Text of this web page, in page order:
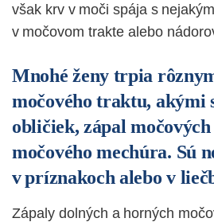
však krv v moči spája s
v močovom trakte alebo
Mnohé ženy trpia
močového traktu, akými
obličiek, zápal močových
močového mechúra. Sú
v príznakoch alebo v
Zápaly dolných a horných